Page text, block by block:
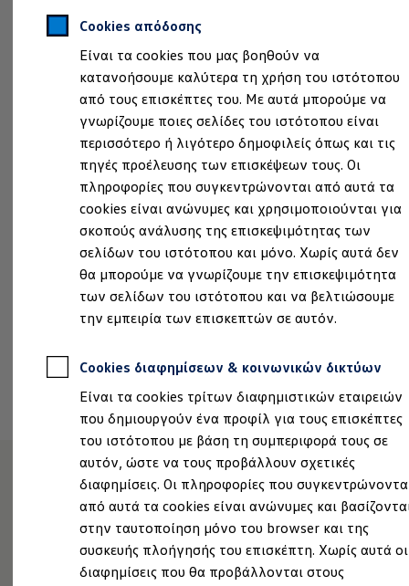
Cookies απόδοσης
Είναι τα cookies που μας βοηθούν να
κατανοήσουμε καλύτερα τη χρήση του ιστότοπου
από τους επισκέπτες του. Με αυτά μπορούμε να
γνωρίζουμε ποιες σελίδες του ιστότοπου είναι
περισσότερο ή λιγότερο δημοφιλείς όπως και τις
πηγές προέλευσης των επισκέψεων τους. Οι
πληροφορίες που συγκεντρώνονται από αυτά τα
cookies είναι ανώνυμες και χρησιμοποιούνται για
σκοπούς ανάλυσης της επισκεψιμότητας των
σελίδων του ιστότοπου και μόνο. Χωρίς αυτά δεν
θα μπορούμε να γνωρίζουμε την επισκεψιμότητα
των σελίδων του ιστότοπου και να βελτιώσουμε
την εμπειρία των επισκεπτών σε αυτόν.
Cookies διαφημίσεων & κοινωνικών δικτύων
Είναι τα cookies τρίτων διαφημιστικών εταιρειών
που δημιουργούν ένα προφίλ για τους επισκέπτες
του ιστότοπου με βάση τη συμπεριφορά τους σε
αυτόν, ώστε να τους προβάλλουν σχετικές
διαφημίσεις. Οι πληροφορίες που
από αυτά τα cookies είναι ανώνυμες και
στην ταυτοποίηση μόνο του browser και της
συσκευής πλοήγησής του επισκέπτη. Χωρίς αυτά οι
διαφημίσεις που θα προβάλλονται στους
Η λειτουργία ανάκτησης ενέργειας κατά την
Το σύστημα πέδησης στα ID.
Διαθέσιμα νέα και μεταχειρισμένα αυτοκίνητα
Διαθέσιμα νέα αυτοκίνητα
Διαθέσιμα μεταχειρισμένα αυτοκίνητα
Χρηματοδότηση και Leasing
Volkswagen Easy Living
Χρηματοδότηση Auto Credit
Χρηματοδότηση Classic Credit
Καινοτόμες Τεχνολογίες
Ιδιοκτήτες και υπηρεσίες After Sales
myVolkswagen
Service και γνήσια ανταλλακτικά
Επιθεώρηση & ΚΤΕΟ
Επισκευές & έλεγχοι
Λιπαντικά κινητήρα και υγρά
Τροχοί και ελαστικά
Οδική Βοήθεια
Volkswagen Service
Γνήσια αξεσουάρ Volkswagen ειδικά για κάθε
Λύσεις μεταφοράς και αποσκευών
Ψυχαγωγία και ηλεκτρονικές συσκευές
Εξατομίκευση
Επιτοίχιος σταθμός φόρτισης και καλώδια
Συλλογές Lifestyle
Digital Extras
Υπηρεσίες για το μοντέλο σας
Εφαρμογές Volkswagen, σύνδεση και
Σύνδεση κινητού τηλεφώνου και οχήματος
Ενημερώσεις για λογισμικό, χάρτες και
We Charge - Υπηρεσία Φόρτισης
Πληροφορίες Πελάτη
Νομικές πληροφορίες)
10o χλμ. Λεωφ. Ρόδου-Λίνδου, 85105 Ρόδος
vwsales@xenakisautos.gr
2241086777
Δευτέρα- Παρασκευή 9:00
Σάββατο
9:00-14:00
Κλείστε ένα ραντεβού
Πως μπορούμε να
σας βοηθήσουμε;